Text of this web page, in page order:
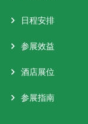
日程安排
参展效益
酒店展位
参展指南